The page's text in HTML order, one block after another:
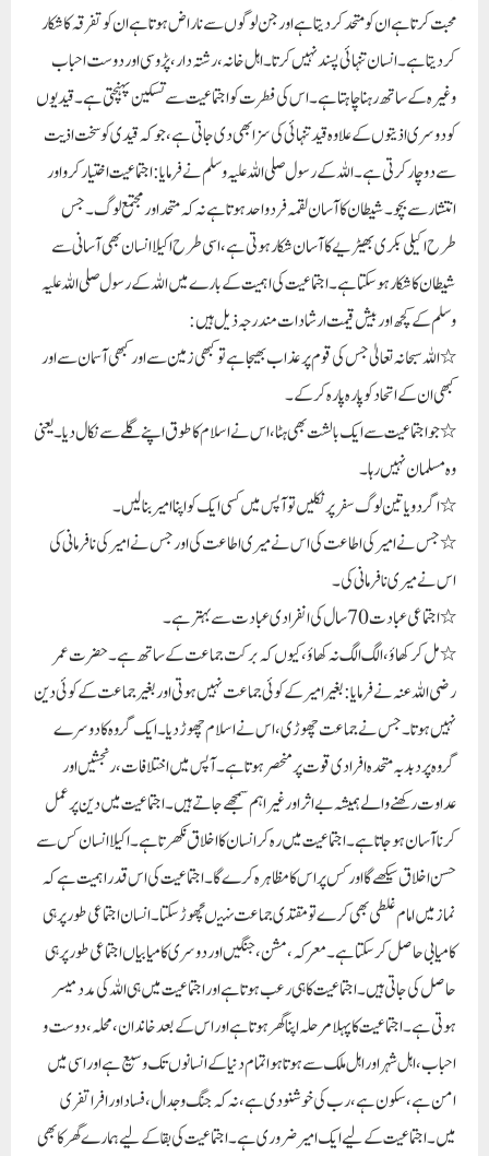
شیطان کاشکار ہو سکتا ہے۔اجتماعیت کی اہمیت کے بارے میں اللہ کے رسول صلی اللہ علیہ
وسلم کے کچھ اور بیش قیمت ارشادات مندرجہ ذیل ہیں:
٭ اللہ سبحانہ تعالیٰ جس کی قوم پر عذاب بھیجا ہے تو کبھی زمین سے اور کبھی آسمان سے اور
کبھی ان کے اتحاد کوپارہ پارہ کر کے۔
٭ جو اجتماعیت سے ایک بالشت بھی ہٹا ، اس نے اسلام کا طوق اپنے گلے سے نکال دیا۔ یعنی
وہ مسلمان نہیں رہا۔
٭ اگر دو یا تین لوگ سفر پر نکلیں تو آپس میں کسی ایک کو اپنا امیر بنالیں۔
٭ جس نے امیر کی اطاعت کی اس نے میری اطاعت کی اور جس نے امیر کی نافرمانی کی
اس نے میری نافرمانی کی۔
٭ اجتماعی عبادت 70 سال کی انفرادی عبادت سے بہتر ہے۔
٭ مل کر کھاؤ ، الگ الگ نہ کھاؤ، کیوں کہ برکت جماعت کے ساتھ ہے۔حضرت عمر
رضی اللہ عنہ نے فرمایا: بغیر امیر کے کوئی جماعت نہیں ہوتی اور بغیر جماعت کے کوئی دین
نہیں ہوتا۔ جس نے جماعت چھوڑی، اس نے اسلام چھوڑ دیا۔ایک گروہ کا دوسرے
گروہ پر دبد بہ متحدہ افرادی قوت پر منحصر ہوتا ہے۔ آپس میں اختلافات ، رنجشیں اور
عداوت رکھنے والے ہمیشہ بے اثر اور غیر اہم سمجھے جاتے ہیں۔اجتماعیت میں دین پر عمل
کرنا آسان ہو جاتا ہے۔ اجتماعیت میں رہ کر انسان کا اخلاق نکھرتا ہے۔ اکیلا انسان کس سے
حسن اخلاق سیکھے گا اور کس پر اس کا مظاہرہ کرے گا۔ اجتماعیت کی اس قدر اہمیت ہے کہ
نماز میں امام غلطی بھی کرے تو مقتدی جماعت نہیںچھوڑ سکتا۔انسان اجتماعی طور پر ہی
کامیابی حاصل کر سکتا ہے۔ معرکہ، مشن ، جنگیں اور دوسری کامیابیاں اجتماعی طور پر ہی
حاصل کی جاتی ہیں۔ اجتماعیت کا ہی رعب ہوتا ہے اور اجتماعیت میں ہی اللہ کی مدد میسر
ہوتی ہے۔اجتماعیت کا پہلا مرحلہ اپنا گھر ہوتا ہے اور اس کے بعد خاندان، محلہ ، دوست و
احباب، اہل شہر اور اہل ملک سے ہوتا ہوا تمام دنیا کے انسانوں تک وسیع ہے اور اسی میں
امن ہے ، سکون ہے، رب کی خوشنودی ہے، نہ کہ جنگ و جدال ، فساد اور افراتفری
میں۔اجتماعیت کے لیے ایک امیر ضروری ہے۔ اجتماعیت کی بقا کے لیے ہمارے گھر کا بھی
ایک امیر ہونا چاہیے، جس کا سب سے بڑا حق دار والد ہے، اگر وہ نہ ہو تو بڑا بھائی اور شادی
شدہ عورت کے لیے اس کا شوہر اس کا امیر ہے۔ اس کے برخلاف کوئی بھی ترتیب غیر
اسلامی ہے اور وہ ترتیب اجتماعیت کا اصل حق ادا نہیں کر سکتی۔اجتماعیت نسل پرستی ، کالے
گورے، امیر و غریب اور چھوٹے بڑے کی تفریق سے بالاتر ہو کر حاصل کی جاسکتی ہے،
جس میں ہر انسان کے حقوق برابر ہوں اور ہر انسان دوسرے انسان کے لیے محترم ہو۔
ہمارے لیے بحیثیت انسان اور مومن ضروری ہے کہ متحد ہو کر ر ہیں ، چاہے وہ گھر کے
افراد کے بیچ یا گھر سے باہر۔ اس اتحاد کو معمولی ناراضگی، عیب جوئی، تنگ نظری اور مقابلہ